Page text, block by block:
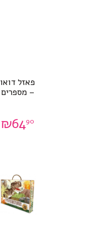
פאזל דואו
– מספרים
₪6490